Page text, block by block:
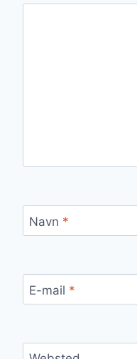
Navn *
E-mail *